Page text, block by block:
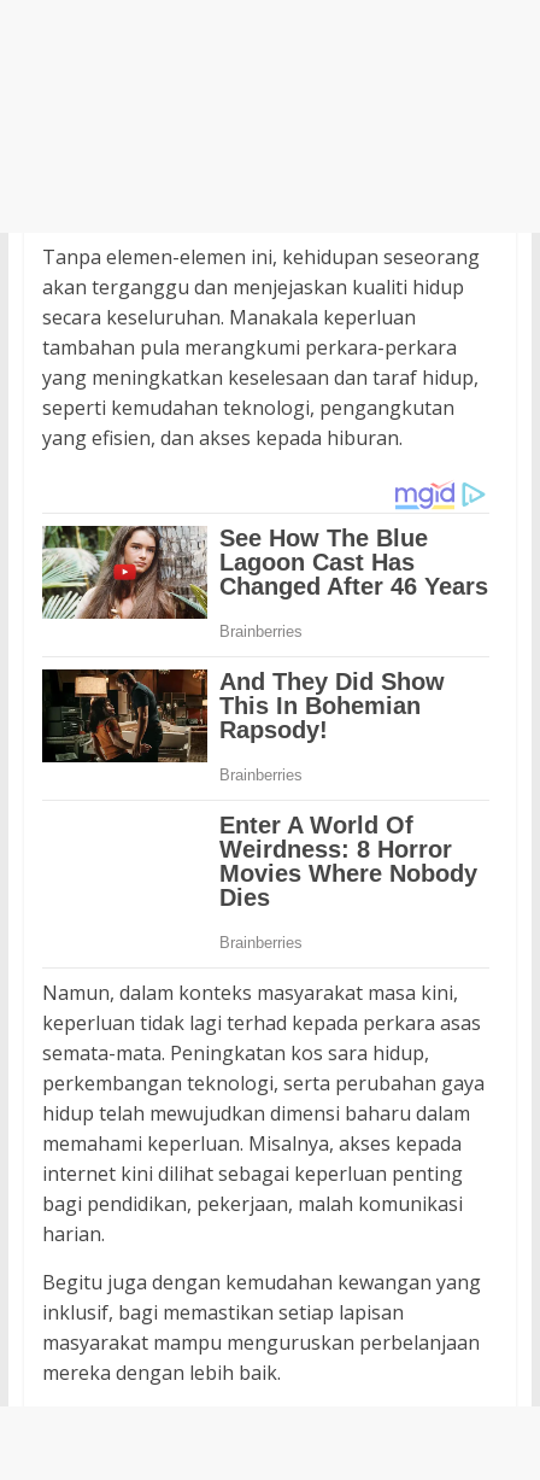
Tanpa elemen-elemen ini, kehidupan seseorang
akan terganggu dan menjejaskan kualiti hidup
secara keseluruhan. Manakala keperluan
tambahan pula merangkumi perkara-perkara
yang meningkatkan keselesaan dan taraf hidup,
seperti kemudahan teknologi, pengangkutan
yang efisien, dan akses kepada hiburan.
Namun, dalam konteks masyarakat masa kini,
keperluan tidak lagi terhad kepada perkara asas
semata-mata. Peningkatan kos sara hidup,
perkembangan teknologi, serta perubahan gaya
hidup telah mewujudkan dimensi baharu dalam
memahami keperluan. Misalnya, akses kepada
internet kini dilihat sebagai keperluan penting
bagi pendidikan, pekerjaan, malah komunikasi
harian.
Begitu juga dengan kemudahan kewangan yang
inklusif, bagi memastikan setiap lapisan
masyarakat mampu menguruskan perbelanjaan
mereka dengan lebih baik.